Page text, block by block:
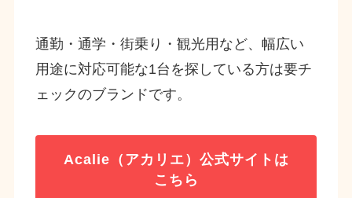
通勤・通学・街乗り・観光用など、幅広い
用途に対応可能な1台を探している方は要チ
ェックのブランドです。
Acalie（アカリエ）公式サイトは
こちら